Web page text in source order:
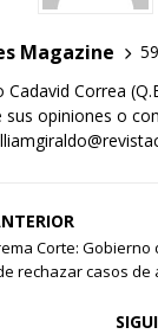
Magazine
Correa
sus opiniones o
Corte: Gobierno
rechazar casos de